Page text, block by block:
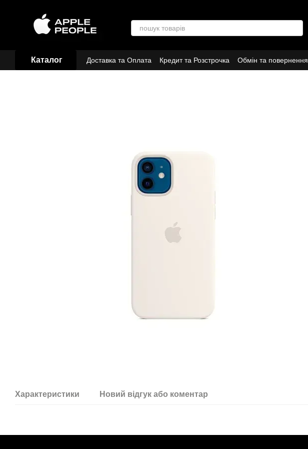
Каталог Доставка та Оплата Кредит та Розстрочка Обмін та повернення
Договір публічної оферти
Партнери Про нас
Характеристики Новий відгук або коментар